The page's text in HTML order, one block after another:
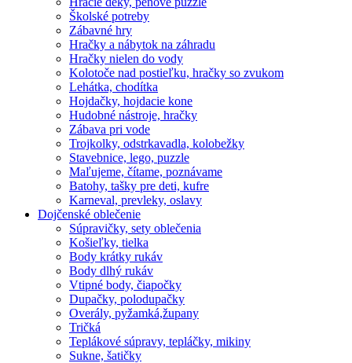
Školské potreby
Zábavné hry
Hračky a nábytok na záhradu
Hračky nielen do vody
Kolotoče nad postieľku, hračky so zvukom
Lehátka, chodítka
Hojdačky, hojdacie kone
Hudobné nástroje, hračky
Zábava pri vode
Trojkolky, odstrkavadla, kolobežky
Stavebnice, lego, puzzle
Maľujeme, čítame, poznávame
Batohy, tašky pre deti, kufre
Karneval, prevleky, oslavy
Dojčenské oblečenie
Súpravičky, sety oblečenia
Košieľky, tielka
Body krátky rukáv
Body dlhý rukáv
Vtipné body, čiapočky
Dupačky, polodupačky
Overály, pyžamká,župany
Tričká
Teplákové súpravy, tepláčky, mikiny
Sukne, šatičky